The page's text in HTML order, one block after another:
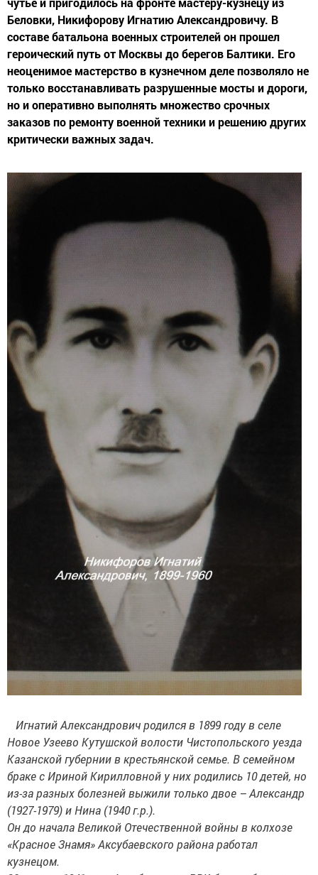
Беловки, Никифорову Игнатию Александровичу. В
составе батальона военных строителей он прошел
героический путь от Москвы до берегов Балтики. Его
неоценимое мастерство в кузнечном деле позволяло не
только восстанавливать разрушенные мосты и дороги,
но и оперативно выполнять множество срочных
заказов по ремонту военной техники и решению других
критически важных задач.
Игнатий Александрович родился в 1899 году в селе
Новое Узеево Кутушской волости Чистопольского уезда
Казанской губернии в крестьянской семье. В семейном
браке с Ириной Кирилловной у них родились 10 детей, но
из-за разных болезней выжили только двое – Александр
(1927-1979) и Нина (1940 г.р.).
Он до начала Великой Отечественной войны в колхозе
«Красное Знамя» Аксубаевского района работал
кузнецом.